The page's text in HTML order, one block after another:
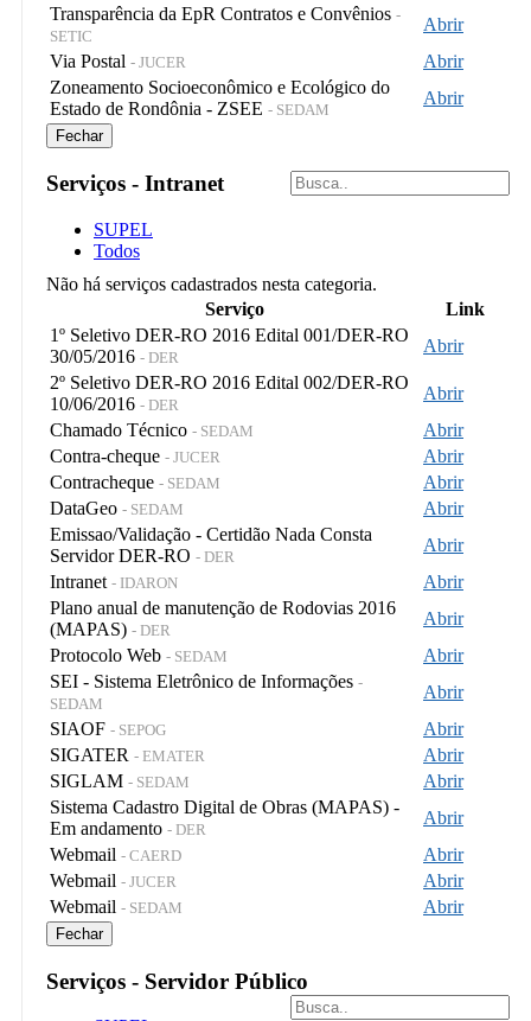
Transparência da EpR Contratos e Convênios -
SETIC
Abrir
Via Postal - JUCER
Abrir
Zoneamento Socioeconômico e Ecológico do
Estado de Rondônia - ZSEE - SEDAM
Abrir
Fechar
Serviços - Intranet
SUPEL
Todos
Não há serviços cadastrados nesta categoria.
Serviço
Link
1º Seletivo DER-RO 2016 Edital 001/DER-RO
30/05/2016 - DER
Abrir
2º Seletivo DER-RO 2016 Edital 002/DER-RO
10/06/2016 - DER
Abrir
Chamado Técnico - SEDAM
Abrir
Contra-cheque - JUCER
Abrir
Contracheque - SEDAM
Abrir
DataGeo - SEDAM
Abrir
Emissao/Validação - Certidão Nada Consta
Servidor DER-RO - DER
Abrir
Intranet - IDARON
Abrir
Plano anual de manutenção de Rodovias 2016
(MAPAS) - DER
Abrir
Protocolo Web - SEDAM
Abrir
SEI - Sistema Eletrônico de Informações -
SEDAM
Abrir
SIAOF - SEPOG
Abrir
SIGATER - EMATER
Abrir
SIGLAM - SEDAM
Abrir
Sistema Cadastro Digital de Obras (MAPAS) -
Em andamento - DER
Abrir
Webmail - CAERD
Abrir
Webmail - JUCER
Abrir
Webmail - SEDAM Abrir
Fechar
Serviços - Servidor Público